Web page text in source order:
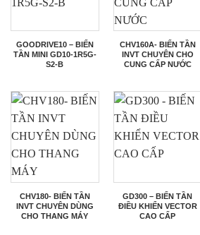
GOODRIVE10 – BIẾN
TẦN MINI GD10-1R5G-
S2-B
CHV160A- BIẾN TẦN
INVT CHUYÊN CHO
CUNG CẤP NƯỚC
CHV180- BIẾN TẦN
INVT CHUYÊN DÙNG
CHO THANG MÁY
GD300 – BIẾN TẦN
ĐIỀU KHIỂN VECTOR
CAO CẤP